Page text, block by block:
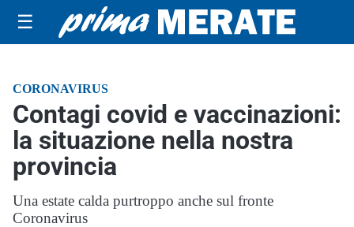
☰
CORONAVIRUS
Contagi covid e vaccinazioni:
la situazione nella nostra
provincia
Una estate calda purtroppo anche sul fronte
Coronavirus